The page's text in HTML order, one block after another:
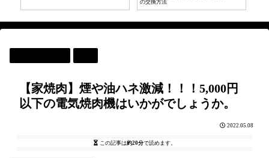
【家焼肉】煙や油ハネ激減！！！5,000円
以下の電気焼肉機はいかがでしょうか。
2022.05.08
この記事は約20分で読めます。